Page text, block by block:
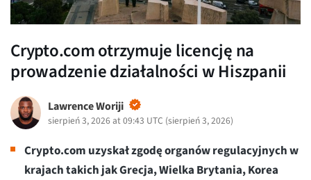
Crypto.com otrzymuje licencję na
prowadzenie działalności w Hiszpanii
Lawrence Woriji
sierpień 3, 2026 at 09:43 UTC (sierpień 3, 2026)
Crypto.com uzyskał zgodę organów regulacyjnych w
krajach takich jak Grecja, Wielka Brytania, Korea